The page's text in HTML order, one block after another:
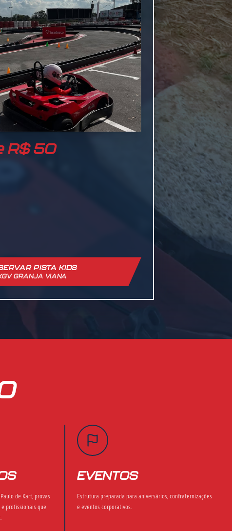
R$ 50
PISTA KIDS
GRANJA VIANA
de Kart, provas
profissionais que
EVENTOS
Estrutura preparada para aniversários, confraternizações
e eventos corporativos.